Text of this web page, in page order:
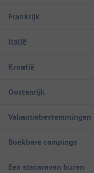
Frankrijk
Italië
Kroatië
Oostenrijk
Vakantiebestemmingen
Boekbare campings
Een stacaravan huren